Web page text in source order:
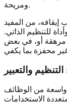
إيقافه، من المفيد
للتنظيم الذاتي.
مرهقة أو، في بعض
والتعبير
واسعة من الوظائف
الاستخدامات